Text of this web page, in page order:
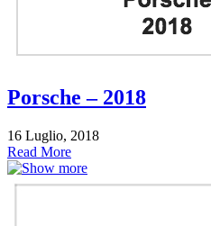
Porsche – 2018
16 Luglio, 2018
Read More